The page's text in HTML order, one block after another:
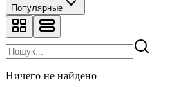
Популярные
Ничего не найдено